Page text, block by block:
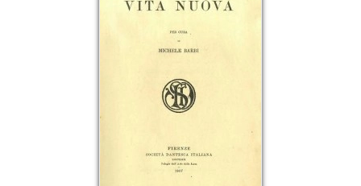
mobi | 442.46 KB | 1480 hits
La divina commedia - Dante Alighieri - FB2
fb2 | 857.31 KB | 829 hits
La divina commedia - Dante Alighieri -
azw3 | 514.97 KB | 1183 hits